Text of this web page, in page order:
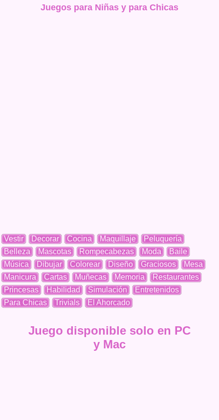
Juegos para Niñas y para Chicas
Vestir Decorar Cocina Maquillaje
Peluquería
Belleza
Mascotas Rompecabezas Moda
Baile
Música
Dibujar Colorear Diseño Graciosos
Mesa
Manicura
Cartas Muñecas Memoria
Restaurantes
Princesas
Habilidad Simulación
Entretenidos
Para Chicas
Trivials El Ahorcado
Juego disponible solo en PC
y Mac